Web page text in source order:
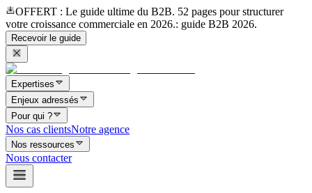
OFFERT : Le guide ultime du B2B. 52 pages pour structurer
votre croissance commerciale en 2026.: guide B2B 2026.
Recevoir le guide
Expertises
Enjeux adressés
Pour qui ?
Nos cas clientsNotre agence
Nos ressources
Nous contacter